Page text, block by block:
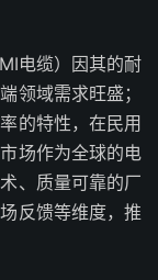
电缆）因其的耐
领域需求旺盛；
的特性，在民用
场作为全球的电
、质量可靠的厂
反馈等维度，推